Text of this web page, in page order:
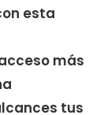
esta
más
tus